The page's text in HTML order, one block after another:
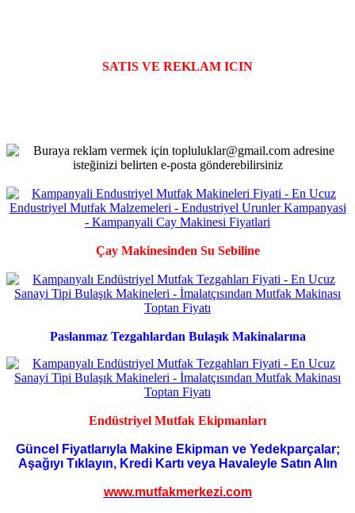
SATIS VE REKLAM ICIN
Çay Makinesinden Su Sebiline
Paslanmaz Tezgahlardan Bulaşık Makinalarına
Endüstriyel Mutfak Ekipmanları
Güncel Fiyatlarıyla Makine Ekipman ve Yedekparçalar;
Aşağıyı Tıklayın, Kredi Kartı veya Havaleyle Satın Alın
www.mutfakmerkezi.com